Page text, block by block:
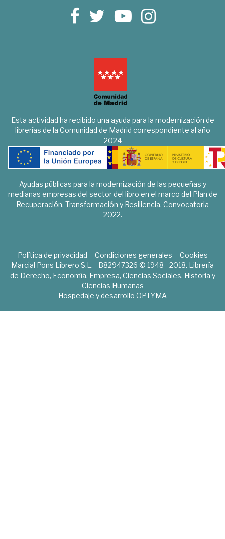
Esta actividad ha recibido una ayuda para la modernización de
librerías de la Comunidad de Madrid correspondiente al año
2024
Ayudas públicas para la modernización de las pequeñas y
medianas empresas del sector del libro en el marco del Plan de
Recuperación, Transformación y Resiliencia. Convocatoria
2022.
Política de privacidad Condiciones generales
Cookies
Marcial Pons Librero S.L. - B82947326 © 1948 - 2018. Librería
de Derecho, Economía, Empresa, Ciencias Sociales, Historia y
Ciencias Humanas
Hospedaje y desarrollo OPTYMA